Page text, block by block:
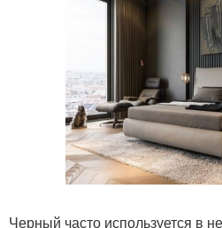
Черный часто используется в